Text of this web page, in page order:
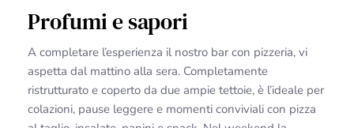
Profumi e sapori
A completare l’esperienza il nostro bar con pizzeria, vi
aspetta dal mattino alla sera. Completamente
ristrutturato e coperto da due ampie tettoie, è l’ideale per
colazioni, pause leggere e momenti conviviali con pizza